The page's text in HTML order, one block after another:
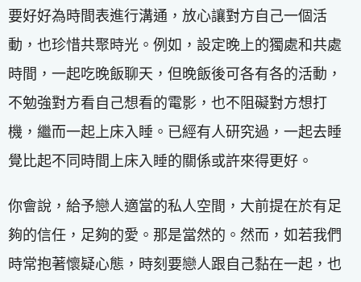
要好好為時間表進行溝通，放心讓對方自己一個活
動，也珍惜共聚時光。例如，設定晚上的獨處和共處
時間，一起吃晚飯聊天，但晚飯後可各有各的活動，
不勉強對方看自己想看的電影，也不阻礙對方想打
機，繼而一起上床入睡。已經有人研究過，一起去睡
覺比起不同時間上床入睡的關係或許來得更好。
你會說，給予戀人適當的私人空間，大前提在於有足
夠的信任，足夠的愛。那是當然的。然而，如若我們
時常抱著懷疑心態，時刻要戀人跟自己黏在一起，也